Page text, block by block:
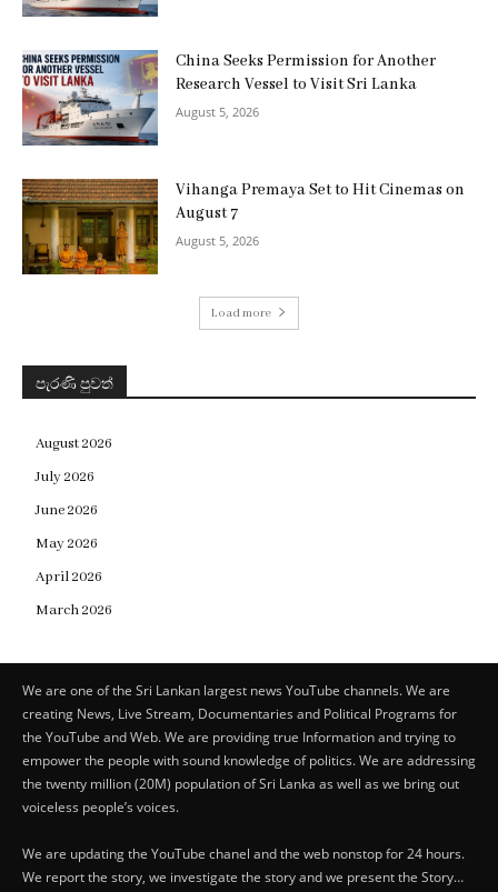
China Seeks Permission for Another
Research Vessel to Visit Sri Lanka
August 5, 2026
Vihanga Premaya Set to Hit Cinemas on
August 7
August 5, 2026
Load more
පැරණි පුවත්
August 2026
July 2026
June 2026
May 2026
April 2026
March 2026
We are one of the Sri Lankan largest news YouTube channels. We are
creating News, Live Stream, Documentaries and Political Programs for
the YouTube and Web. We are providing true Information and trying to
empower the people with sound knowledge of politics. We are addressing
the twenty million (20M) population of Sri Lanka as well as we bring out
voiceless people’s voices.
We are updating the YouTube chanel and the web nonstop for 24 hours.
We report the story, we investigate the story and we present the Story…